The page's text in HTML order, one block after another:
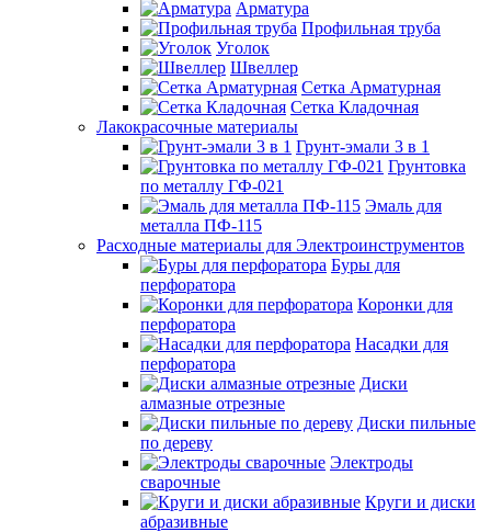
Арматура
Профильная труба
Уголок
Швеллер
Сетка Арматурная
Сетка Кладочная
Лакокрасочные материалы
Грунт-эмали 3 в 1
Грунтовка
по металлу ГФ-021
Эмаль для
металла ПФ-115
Расходные материалы для Электроинструментов
Буры для
перфоратора
Коронки для
перфоратора
Насадки для
перфоратора
Диски
алмазные отрезные
Диски пильные
по дереву
Электроды
сварочные
Круги и диски
абразивные